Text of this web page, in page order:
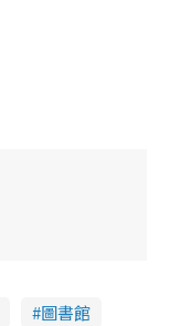
圖書館